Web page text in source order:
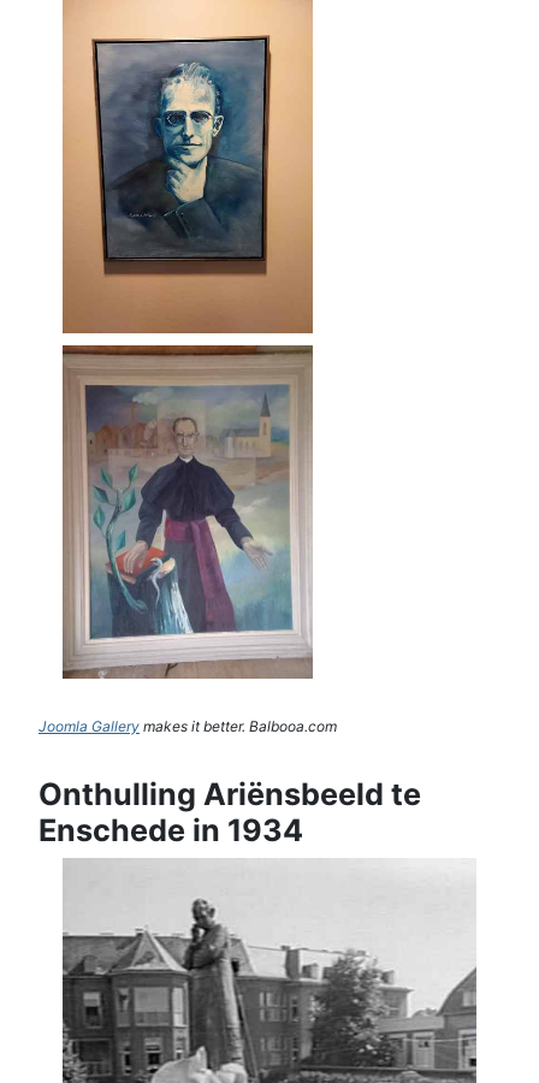
Joomla Gallery makes it better. Balbooa.com
Onthulling Ariënsbeeld te
Enschede in 1934